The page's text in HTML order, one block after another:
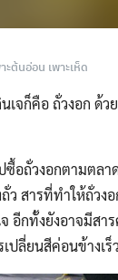
ะต้นอ่อน เพาะเห็ด
เจก็คือ ถั่วงอก ด้
อถั่วงอกตามตลา
ว สารที่ทำให้ถั่วง
อีกทั้งยังอาจมีสา
ปลี่ยนสีค่อนข้างเร็ว